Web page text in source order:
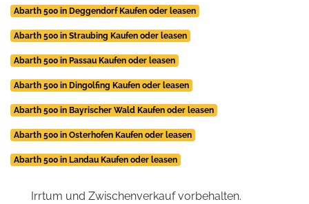
Abarth 500 in Deggendorf Kaufen oder leasen
Abarth 500 in Straubing Kaufen oder leasen
Abarth 500 in Passau Kaufen oder leasen
Abarth 500 in Dingolfing Kaufen oder leasen
Abarth 500 in Bayrischer Wald Kaufen oder leasen
Abarth 500 in Osterhofen Kaufen oder leasen
Abarth 500 in Landau Kaufen oder leasen
Irrtum und Zwischenverkauf vorbehalten.